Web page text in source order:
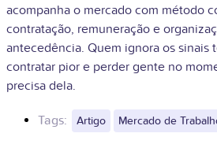
acompanha o mercado com método
contratação, remuneração e
antecedência. Quem ignora os sinais
contratar pior e perder gente no
precisa dela.
Tags: Artigo Mercado de